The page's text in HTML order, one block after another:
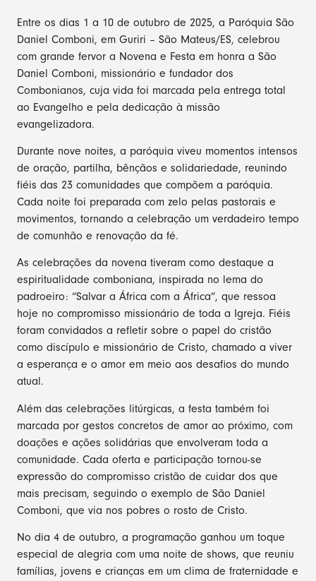
Entre os dias 1 a 10 de outubro de 2025, a Paróquia São
Daniel Comboni, em Guriri – São Mateus/ES, celebrou
com grande fervor a Novena e Festa em honra a São
Daniel Comboni, missionário e fundador dos
Combonianos, cuja vida foi marcada pela entrega total
ao Evangelho e pela dedicação à missão
evangelizadora.
Durante nove noites, a paróquia viveu momentos intensos
de oração, partilha, bênçãos e solidariedade, reunindo
fiéis das 23 comunidades que compõem a paróquia.
Cada noite foi preparada com zelo pelas pastorais e
movimentos, tornando a celebração um verdadeiro tempo
de comunhão e renovação da fé.
As celebrações da novena tiveram como destaque a
espiritualidade comboniana, inspirada no lema do
padroeiro: “Salvar a África com a África”, que ressoa
hoje no compromisso missionário de toda a Igreja. Fiéis
foram convidados a refletir sobre o papel do cristão
como discípulo e missionário de Cristo, chamado a viver
a esperança e o amor em meio aos desafios do mundo
atual.
Além das celebrações litúrgicas, a festa também foi
marcada por gestos concretos de amor ao próximo, com
doações e ações solidárias que envolveram toda a
comunidade. Cada oferta e participação tornou-se
expressão do compromisso cristão de cuidar dos que
mais precisam, seguindo o exemplo de São Daniel
Comboni, que via nos pobres o rosto de Cristo.
No dia 4 de outubro, a programação ganhou um toque
especial de alegria com uma noite de shows, que reuniu
famílias, jovens e crianças em um clima de fraternidade e